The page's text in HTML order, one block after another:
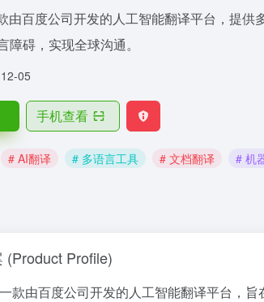
由百度公司开发的人工智能翻译平台，提
障碍，实现全球沟通。
05
手机查看
# AI翻译 # 多语言工具 # 文档翻译 # 机
(Product Profile)
款由百度公司开发的人工智能翻译平台，